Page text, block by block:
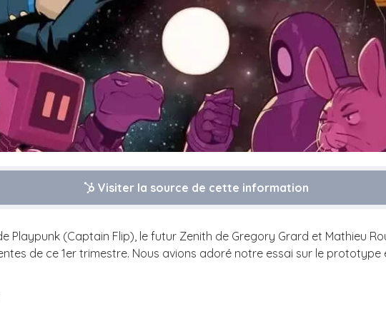
Visiter la source de cette information
Playpunk (Captain Flip), le futur Zenith de Gregory Grard et Mathieu
de ce 1er trimestre. Nous avions adoré notre essai sur le